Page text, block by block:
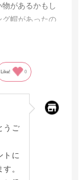
があるかもし
帽があったの
合わなくても
Like! 0
うご
トに
。